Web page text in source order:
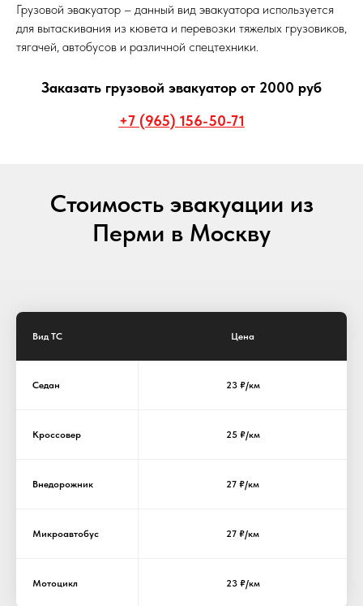
Грузовой эвакуатор – данный вид эвакуатора используется
для вытаскивания из кювета и перевозки тяжелых грузовиков,
тягачей, автобусов и различной спецтехники.
Заказать грузовой эвакуатор от 2000 руб
+7 (965) 156-50-71
Стоимость эвакуации из
Перми в Москву
Вид ТС Цена
Седан 23 ₽/км
Кроссовер 25 ₽/км
Внедорожник 27 ₽/км
Микроавтобус 27 ₽/км
Мотоцикл 23 ₽/км